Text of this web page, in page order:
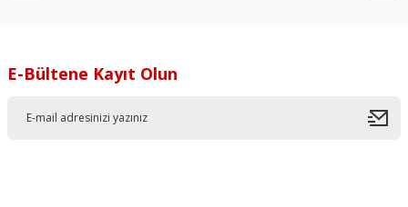
E-Bültene Kayıt Olun